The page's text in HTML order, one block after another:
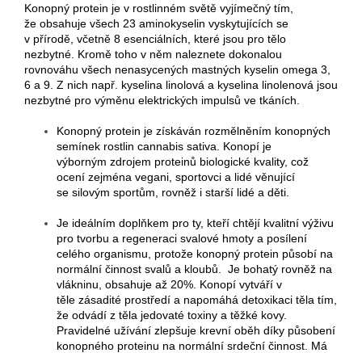
Konopný protein je v rostlinném světě vyjímečný tím,
že obsahuje všech 23 aminokyselin vyskytujících se
v přírodě, včetně 8 esenciálních, které jsou pro tělo
nezbytné. Kromě toho v něm naleznete dokonalou
rovnováhu všech nenasycených mastných kyselin omega 3,
6 a 9. Z nich např. kyselina linolová a kyselina linolenová jsou
nezbytné pro výměnu elektrických impulsů ve tkáních.
Konopný protein je získáván rozmělněním konopných
semínek rostlin cannabis sativa. Konopí je
výborným zdrojem proteinů biologické kvality, což
ocení zejména vegani, sportovci a lidé věnující
se silovým sportům, rovněž i starší lidé a děti.
Je ideálním doplňkem pro ty, kteří chtějí kvalitní výživu
pro tvorbu a regeneraci svalové hmoty a posílení
celého organismu, protože konopný protein působí na
normální činnost svalů a kloubů. Je bohatý rovněž na
vlákninu, obsahuje až 20%. Konopí vytváří v
těle zásadité prostředí a napomáhá detoxikaci těla tím,
že odvádí z těla jedovaté toxiny a těžké kovy.
Pravidelné užívání zlepšuje krevní oběh díky působení
konopného proteinu na normální srdeční činnost. Má